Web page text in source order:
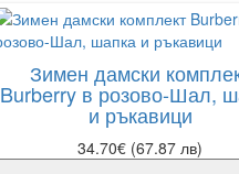
Зимен дамски
Burberry в розово-Шал,
и ръкавици
34.70€ (67.87 лв)